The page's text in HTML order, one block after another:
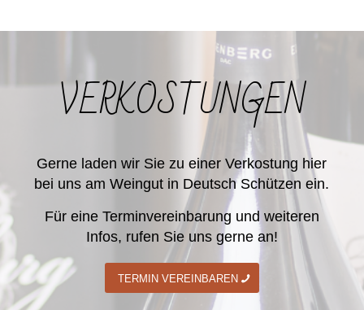
VERKOSTUNGEN
Gerne laden wir Sie zu einer Verkostung hier
bei uns am Weingut in Deutsch Schützen ein.
Für eine Terminvereinbarung und weiteren
Infos, rufen Sie uns gerne an!
TERMIN VEREINBAREN